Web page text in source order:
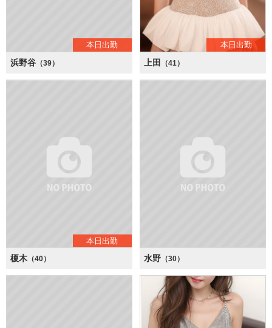
本日出勤
浜野谷 （39）
本日出勤
上田 （41）
本日出勤
榎木 （40） 水野 （30）